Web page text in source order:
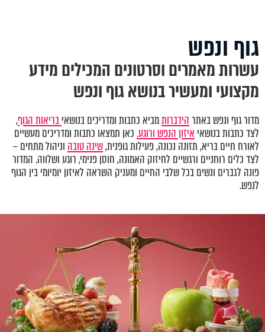
גוף ונפש
עשרות מאמרים וסרטונים המכילים מידע
מקצועי ומעשיר בנושא גוף ונפש
מדור גוף ונפש באתרהידברותמביא כתבות ומדריכים בנושאיבריאות הגוף,
לצד כתבות בנושאי איזון הנפש ורוגע.כאן תמצאו כתבות ומדריכים מעשיים
לאורח חיים בריא, תזונה נכונה, פעילות גופנית,שינה טובה וניהול מתחים –
לצד כלים רוחניים ורגשיים לחיזוק האמונה, חוסן פנימי, רוגע ושלווה. המדור
פונה לגברים ונשים בכל שלבי החיים ומעניק השראה לאיזון יומיומי בין הגוף
לנפש.